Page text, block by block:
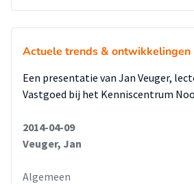
Actuele trends & ontwikkelingen
Een presentatie van Jan Veuger,
Vastgoed bij het Kenniscentrum
2014-04-09
Veuger, Jan
Algemeen